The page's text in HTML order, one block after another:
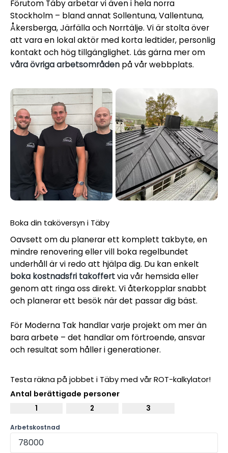
Förutom Täby arbetar vi även i hela norra
Stockholm – bland annat Sollentuna, Vallentuna,
Åkersberga, Järfälla och Norrtälje. Vi är stolta över
att vara en lokal aktör med korta ledtider, personlig
kontakt och hög tillgänglighet. Läs gärna mer om
våra övriga arbetsområden på vår webbplats.
Boka din taköversyn i Täby
Oavsett om du planerar ett komplett takbyte, en
mindre renovering eller vill boka regelbundet
underhåll är vi redo att hjälpa dig. Du kan enkelt
boka kostnadsfri takoffertvia vår hemsida eller
genom att ringa oss direkt. Vi återkopplar snabbt
och planerar ett besök när det passar dig bäst.
För Moderna Tak handlar varje projekt om mer än
bara arbete – det handlar om förtroende, ansvar
och resultat som håller i generationer.
Testa räkna på jobbet i Täby med vår ROT-kalkylator!
Antal berättigade personer
1 2 3
Arbetskostnad